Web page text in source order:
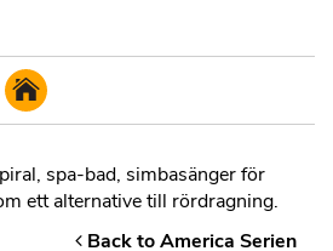
spa-bad, simbasänger för
ett alternative till rördragning.
Back to America Serien